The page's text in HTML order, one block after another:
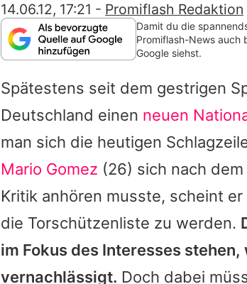
14.06.12, 17:21 - Promiflash Redaktion
Damit du die
Promiflash-News auch
Google siehst.
Spätestens seit dem gestrigen
Deutschland einen neuen
man sich die heutigen
Mario Gomez (26) sich nach
Kritik anhören musste, scheint
die Torschützenliste zu werden.
im Fokus des Interesses
vernachlässigt. Doch dabei